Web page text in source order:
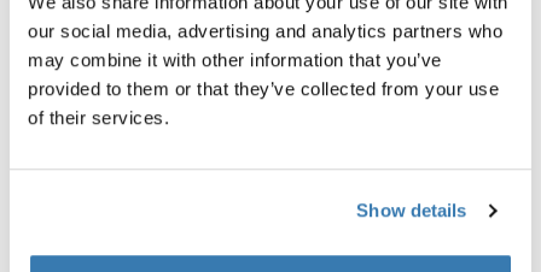
our social media, advertising and analytics partners who
may combine it with other information that you’ve
provided to them or that they’ve collected from your use
of their services.
Show details
Toggle overview
Description du produit
Toggle features
Toutes les caractéristiques